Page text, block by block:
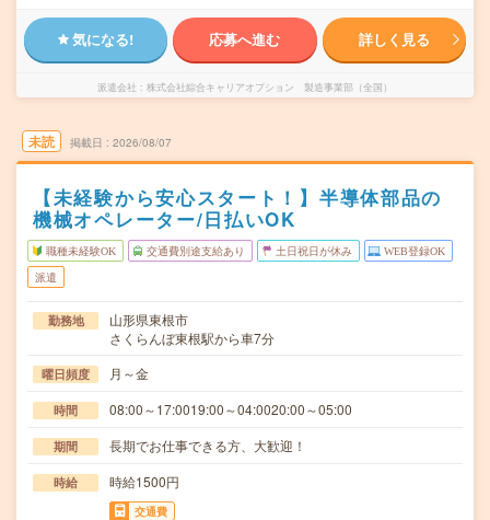
気になる! 応募へ進む 詳しく見る
派遣会社 株式会社綜合キャリアオプション 製造事業部（全国）
未読 掲載日 2026/08/07
【未経験から安心スタート！】半導体部品の
機械オペレーター/日払いOK
職種未経験OK 交通費別途支給あり 土日祝日が休み WEB登録OK
派遣
勤務地
山形県東根市
さくらんぼ東根駅から車7分
曜日頻度 月～金
時間 08:00～17:0019:00～04:0020:00～05:00
期間 長期でお仕事できる方、大歓迎！
時給 時給1500円
交通費